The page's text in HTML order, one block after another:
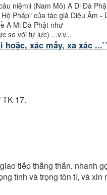
niệmii (Nam Mô) A Di Đà
Pháp" của tác giả Diệu Âm -
A Mi Đà Phật như
so với tự lực) ...v.v...
xác mấy, xa xác
17.
tiếp thẳng thắn, nhanh
tình và trọng tôn ti, và xin